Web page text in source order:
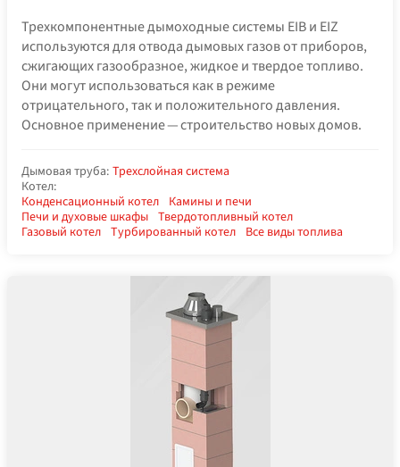
Трехкомпонентные дымоходные системы EIB и EIZ
используются для отвода дымовых газов от приборов,
сжигающих газообразное, жидкое и твердое топливо.
Они могут использоваться как в режиме
отрицательного, так и положительного давления.
Основное применение — строительство новых домов.
Дымовая труба: Трехслойная система
Котел:
Конденсационный котел Камины и печи
Печи и духовые шкафы Твердотопливный котел
Газовый котел Турбированный котел Все виды топлива